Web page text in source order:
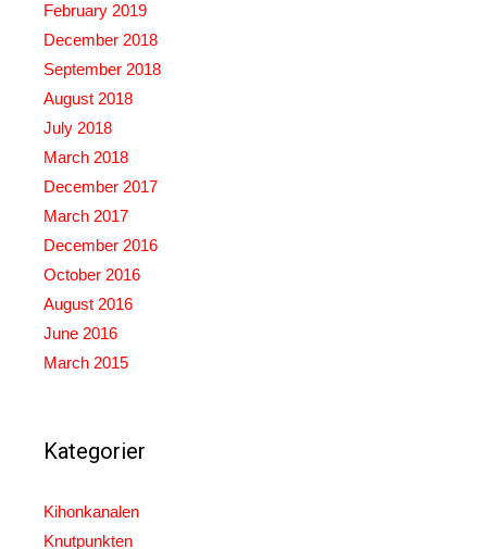
February 2019
December 2018
September 2018
August 2018
July 2018
March 2018
December 2017
March 2017
December 2016
October 2016
August 2016
June 2016
March 2015
Kategorier
Kihonkanalen
Knutpunkten